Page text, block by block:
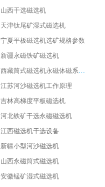
山西干选磁选机
天津钛尾矿湿式磁选机
宁夏平板磁选机选矿规格参数
新疆永磁铁矿磁选机
西藏筒式磁选机永磁体磁系设计
江苏河沙磁选机工作原理
吉林高梯度平板磁选机
河北铁矿干选永磁磁选机
江西磁选机干选设备
新疆小型河沙磁选机
山西永磁筒式磁选机
安徽锰矿湿式磁选机